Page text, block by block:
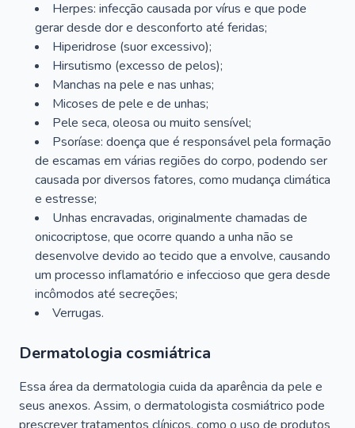
Herpes: infecção causada por vírus e que pode
gerar desde dor e desconforto até feridas;
Hiperidrose (suor excessivo);
Hirsutismo (excesso de pelos);
Manchas na pele e nas unhas;
Micoses de pele e de unhas;
Pele seca, oleosa ou muito sensível;
Psoríase: doença que é responsável pela formação
de escamas em várias regiões do corpo, podendo ser
causada por diversos fatores, como mudança climática
e estresse;
Unhas encravadas, originalmente chamadas de
onicocriptose, que ocorre quando a unha não se
desenvolve devido ao tecido que a envolve, causando
um processo inflamatório e infeccioso que gera desde
incômodos até secreções;
Verrugas.
Dermatologia cosmiátrica
Essa área da dermatologia cuida da aparência da pele e
seus anexos. Assim, o dermatologista cosmiátrico pode